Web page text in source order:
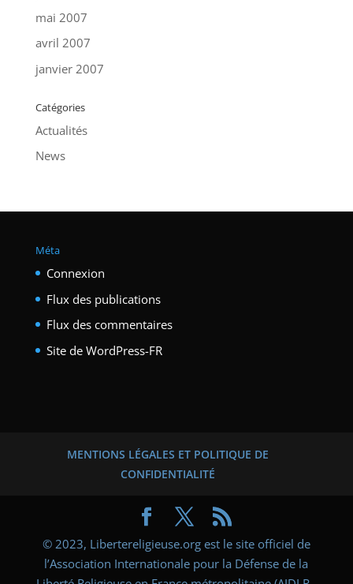
mai 2007
avril 2007
janvier 2007
Catégories
Actualités
News
Méta
Connexion
Flux des publications
Flux des commentaires
Site de WordPress-FR
MENTIONS LÉGALES ET POLITIQUE DE
CONFIDENTIALITÉ
© 2023, Libertereligieuse.org est le site officiel de
l’Association Internationale pour la Défense de la